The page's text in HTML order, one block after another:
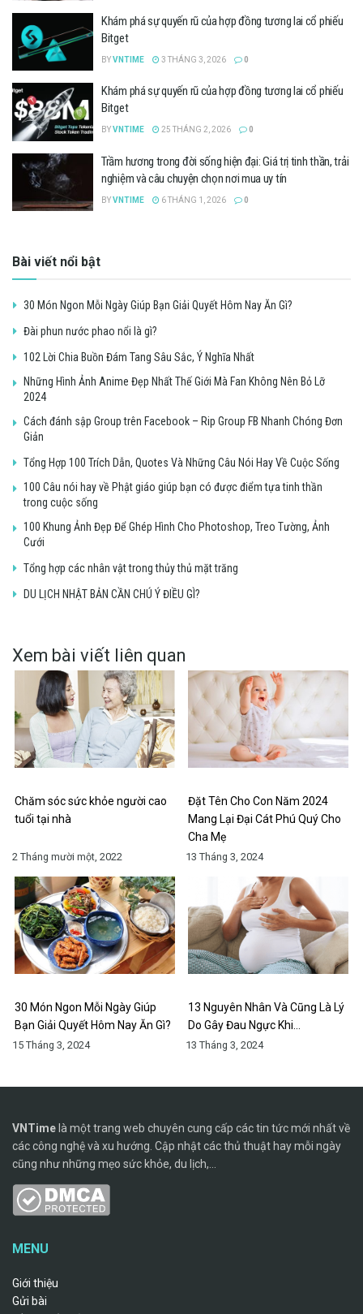
Khám phá sự quyến rũ của hợp đồng tương lai cổ phiếu
Bitget
BYVNTIME 3 THÁNG 3, 2026 0
Khám phá sự quyến rũ của hợp đồng tương lai cổ phiếu
Bitget
BYVNTIME 25 THÁNG 2, 2026 0
Trầm hương trong đời sống hiện đại: Giá trị tinh thần, trải
nghiệm và câu chuyện chọn nơi mua uy tín
BYVNTIME 6 THÁNG 1, 2026 0
Bài viết nổi bật
30 Món Ngon Mỗi Ngày Giúp Bạn Giải Quyết Hôm Nay Ăn Gì?
Đài phun nước phao nổi là gì?
102 Lời Chia Buồn Đám Tang Sâu Sắc, Ý Nghĩa Nhất
Những Hình Ảnh Anime Đẹp Nhất Thế Giới Mà Fan Không Nên Bỏ Lỡ
2024
Cách đánh sập Group trên Facebook – Rip Group FB Nhanh Chóng Đơn
Giản
Tổng Hợp 100 Trích Dẫn, Quotes Và Những Câu Nói Hay Về Cuộc Sống
100 Câu nói hay về Phật giáo giúp bạn có được điểm tựa tinh thần
trong cuộc sống
100 Khung Ảnh Đẹp Để Ghép Hình Cho Photoshop, Treo Tường, Ảnh
Cưới
Tổng hợp các nhân vật trong thủy thủ mặt trăng
DU LỊCH NHẬT BẢN CẦN CHÚ Ý ĐIỀU GÌ?
Xem bài viết liên quan
Chăm sóc sức khỏe người cao
tuổi tại nhà
2 Tháng mười một, 2022
Đặt Tên Cho Con Năm 2024
Mang Lại Đại Cát Phú Quý Cho
Cha Mẹ
13 Tháng 3, 2024
30 Món Ngon Mỗi Ngày Giúp
Bạn Giải Quyết Hôm Nay Ăn Gì?
15 Tháng 3, 2024
13 Nguyên Nhân Và Cũng Là Lý
Do Gây Đau Ngực Khi…
13 Tháng 3, 2024
VNTime là một trang web chuyên cung cấp các tin tức mới nhất về
các công nghệ và xu hướng. Cập nhật các thủ thuật hay mỗi ngày
cũng như những mẹo sức khỏe, du lịch,...
MENU
Giới thiệu
Gửi bài